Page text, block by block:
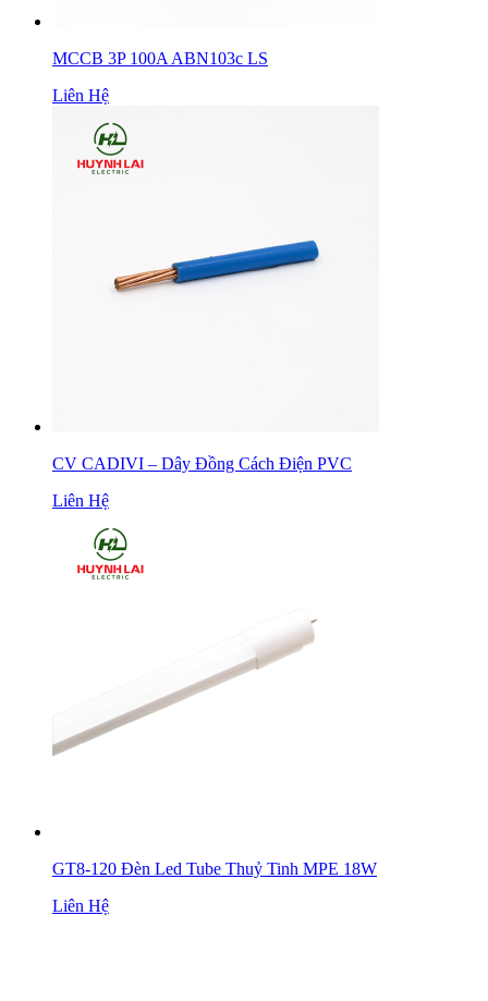
MCCB 3P 100A ABN103c LS
Liên Hệ
CV CADIVI – Dây Đồng Cách Điện PVC
Liên Hệ
GT8-120 Đèn Led Tube Thuỷ Tinh MPE 18W
Liên Hệ